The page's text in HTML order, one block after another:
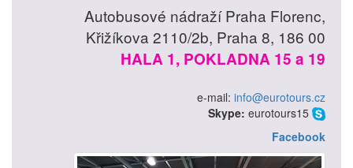
Autobusové nádraží Praha Florenc,
Křižíkova 2110/2b, Praha 8, 186 00
HALA 1, POKLADNA 15 a 19
e-mail: info@eurotours.cz
Skype: eurotours15
Facebook